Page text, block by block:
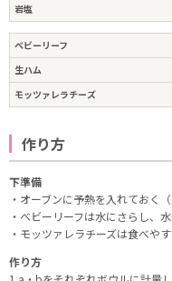
岩塩
ベビーリーフ
生ハム
モッツァレラチーズ
作り方
下準備
・オーブンに予熱を入れておく
・ベビーリーフは水にさらし、水
・モッツァレラチーズは食べや
作り方